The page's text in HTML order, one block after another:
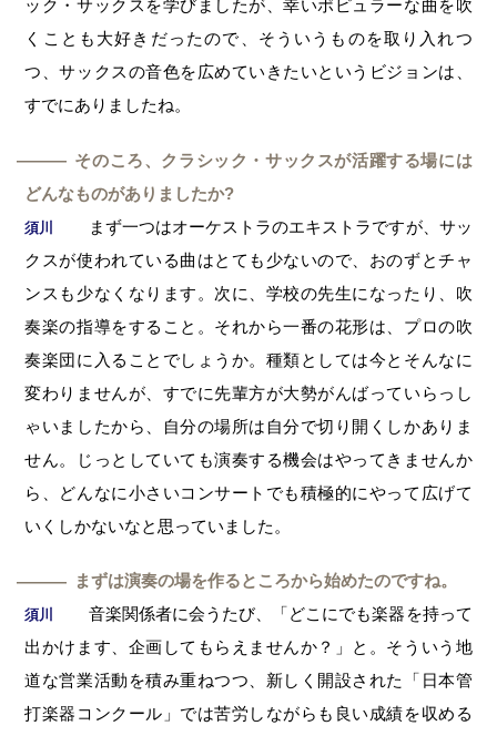
ック・サックスを学びましたが、幸いポピュラーな曲を吹
くことも大好きだったので、そういうものを取り入れつ
つ、サックスの音色を広めていきたいというビジョンは、
すでにありましたね。
― そのころ、クラシック・サックスが活躍する場には
どんなものがありましたか?
須川
まず一つはオーケストラのエキストラですが、サッ
クスが使われている曲はとても少ないので、おのずとチャ
ンスも少なくなります。次に、学校の先生になったり、吹
奏楽の指導をすること。それから一番の花形は、プロの吹
奏楽団に入ることでしょうか。種類としては今とそんなに
変わりませんが、すでに先輩方が大勢がんばっていらっし
ゃいましたから、自分の場所は自分で切り開くしかありま
せん。じっとしていても演奏する機会はやってきませんか
ら、どんなに小さいコンサートでも積極的にやって広げて
いくしかないなと思っていました。
― まずは演奏の場を作るところから始めたのですね。
須川
音楽関係者に会うたび、「どこにでも楽器を持って
出かけます、企画してもらえませんか？」と。そういう地
道な営業活動を積み重ねつつ、新しく開設された「日本管
打楽器コンクール」では苦労しながらも良い成績を収める